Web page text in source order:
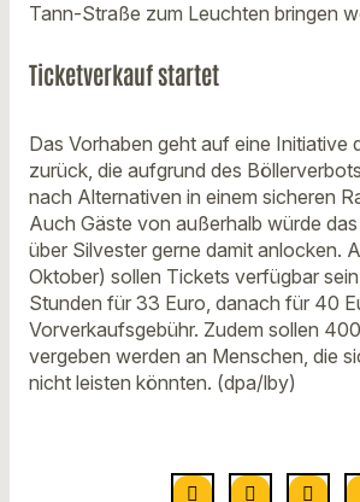
Tann-Straße zum Leuchten bringen
Ticketverkauf startet
Das Vorhaben geht auf eine Initiative
zurück, die aufgrund des
nach Alternativen in einem sicheren
Auch Gäste von außerhalb würde
über Silvester gerne damit anlocken.
Oktober) sollen Tickets verfügbar
Stunden für 33 Euro, danach für 40
Vorverkaufsgebühr. Zudem sollen
vergeben werden an Menschen, die
nicht leisten könnten. (dpa/lby)